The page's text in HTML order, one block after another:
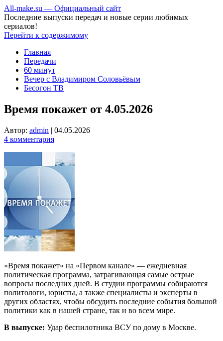
All-make.su — Официальный сайт
Последние выпуски передач и новые серии любимых
сериалов!
Перейти к содержимому
Главная
Передачи
60 минут
Вечер с Владимиром Соловьёвым
Бесогон ТВ
Время покажет от 4.05.2026
Автор: admin | 04.05.2026
4 комментария
«Время покажет» на «Первом канале» — ежедневная
политическая программа, затрагивающая самые острые
вопросы последних дней. В студии программы собираются
политологи, юристы, а также специалисты и эксперты в
других областях, чтобы обсудить последние события большой
политики как в нашей стране, так и во всем мире.
В выпуске: Удар беспилотника ВСУ по дому в Москве.